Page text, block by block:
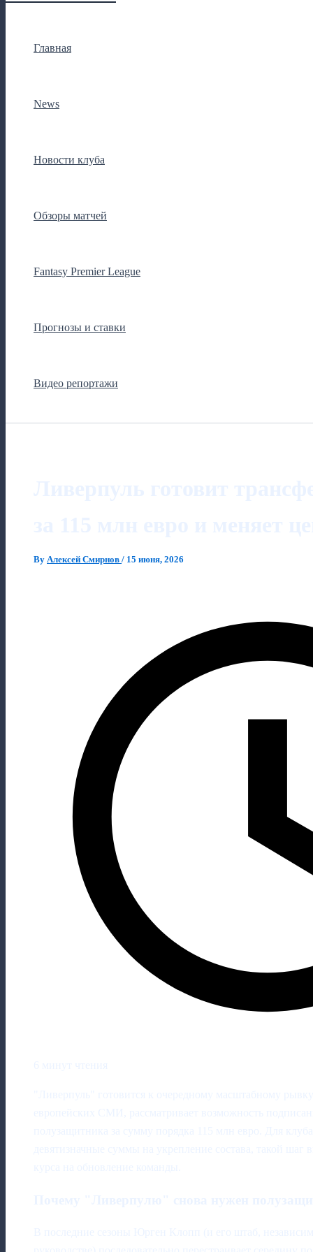
Главная
News
Новости клуба
Обзоры матчей
Fantasy Premier League
Прогнозы и ставки
Видео репортажи
By Алексей Смирнов / 15 июня, 2026